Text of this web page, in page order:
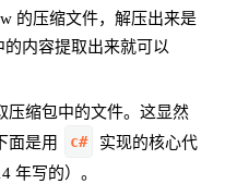
的压缩文件，解压出来是
内容提取出来就可以
压缩包中的文件。这显然
面是用
c#
实现的核心代
年写的）。